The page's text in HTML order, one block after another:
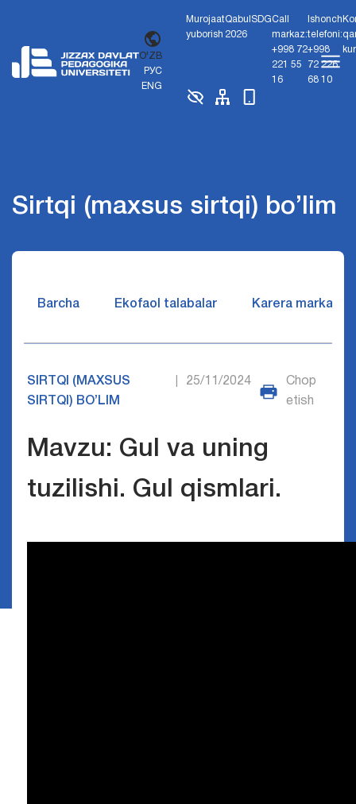
O'ZB
РУС
ENG
Murojaat
yuborish
Qabul
2026
SDGCall
markaz:
+998 72
221 55
16
Ishonch
telefoni:
+998
72 226
68 10
Sirtqi (maxsus sirtqi) bo’lim
Barcha Ekofaol talabalar Karera markazi
SIRTQI (MAXSUS
SIRTQI) BO’LIM
25/11/2024
Chop
etish
Mavzu: Gul va uning
tuzilishi. Gul qismlari.